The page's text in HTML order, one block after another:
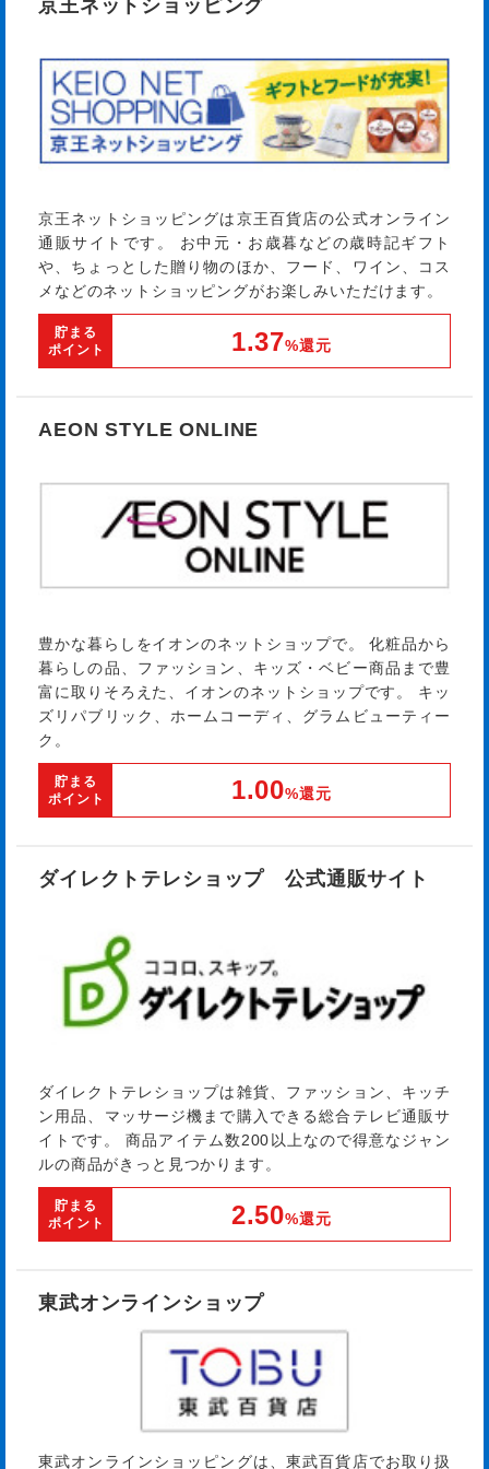
京王ネットショッピング
京王ネットショッピングは京王百貨店の公式オンライン
通販サイトです。 お中元・お歳暮などの歳時記ギフト
や、ちょっとした贈り物のほか、フード、ワイン、コス
メなどのネットショッピングがお楽しみいただけます。
貯まる
ポイント
1.37%還元
AEON STYLE ONLINE
豊かな暮らしをイオンのネットショップで。 化粧品から
暮らしの品、ファッション、キッズ・ベビー商品まで豊
富に取りそろえた、イオンのネットショップです。 キッ
ズリパブリック、ホームコーディ、グラムビューティー
ク。
貯まる
ポイント
1.00%還元
ダイレクトテレショップ 公式通販サイト
ダイレクトテレショップは雑貨、ファッション、キッチ
ン用品、マッサージ機まで購入できる総合テレビ通販サ
イトです。 商品アイテム数200以上なので得意なジャン
ルの商品がきっと見つかります。
貯まる
ポイント
2.50%還元
東武オンラインショップ
東武オンラインショッピングは、東武百貨店でお取り扱